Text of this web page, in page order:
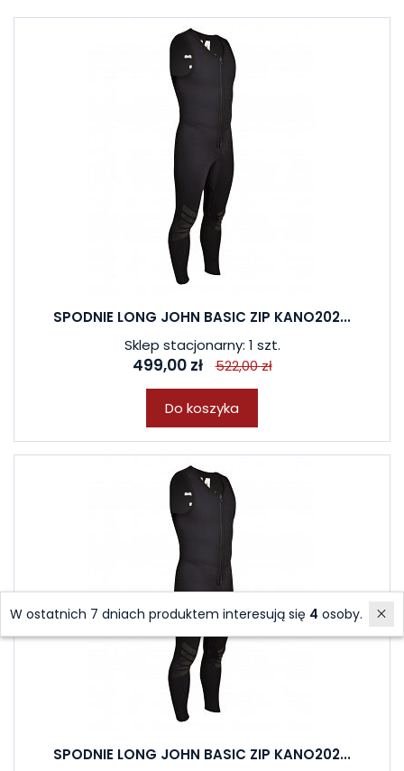
SPODNIE LONG JOHN BASIC ZIP KANO202...
Sklep stacjonarny: 1 szt.
499,00 zł 522,00 zł
Do koszyka
SPODNIE LONG JOHN BASIC ZIP KANO202...
W ostatnich 7 dniach produktem interesują się 4 osoby.